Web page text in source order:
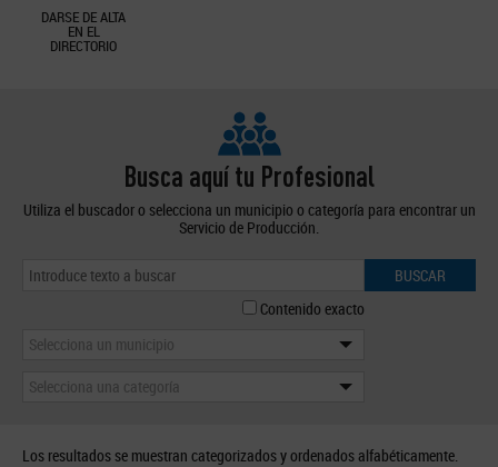
DARSE DE ALTA
EN EL
DIRECTORIO
Busca aquí tu Profesional
Utiliza el buscador o selecciona un municipio o categoría para encontrar un
Servicio de Producción.
BUSCAR
Contenido exacto
Selecciona un municipio
Selecciona una categoría
Los resultados se muestran categorizados y ordenados alfabéticamente.